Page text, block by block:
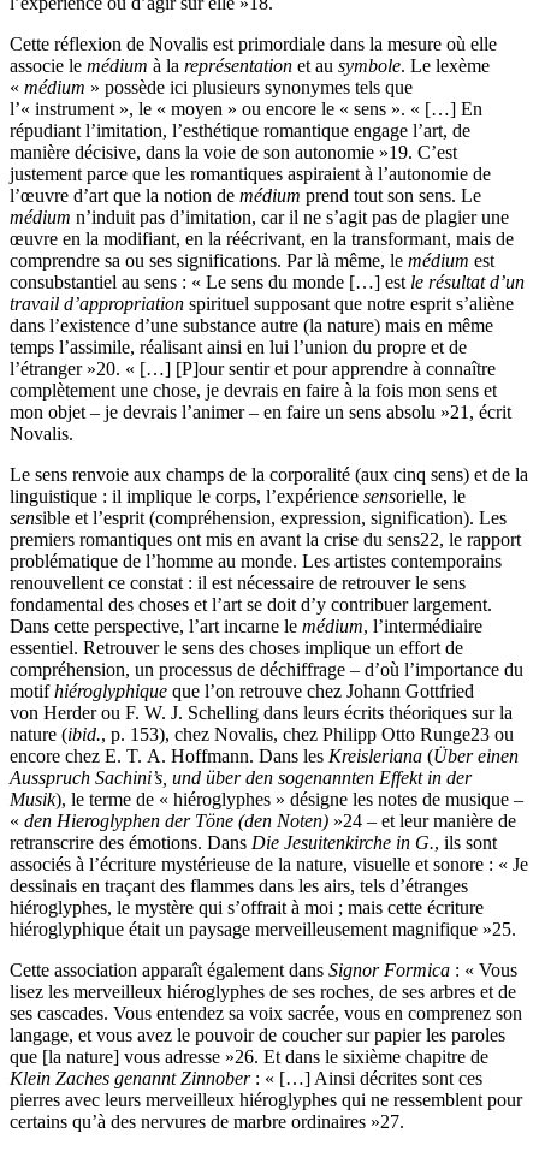
Cette réflexion de Novalis est primordiale dans la mesure où elle
associe le médium à la représentation et au symbole. Le lexème
« médium » possède ici plusieurs synonymes tels que
l’« instrument », le « moyen » ou encore le « sens ». « […] En
répudiant l’imitation, l’esthétique romantique engage l’art, de
manière décisive, dans la voie de son autonomie »19. C’est
justement parce que les romantiques aspiraient à l’autonomie de
l’œuvre d’art que la notion de médium prend tout son sens. Le
médium n’induit pas d’imitation, car il ne s’agit pas de plagier une
œuvre en la modifiant, en la réécrivant, en la transformant, mais de
comprendre sa ou ses significations. Par là même, le médium est
consubstantiel au sens : « Le sens du monde […] est le résultat d’un
travail d’appropriation spirituel supposant que notre esprit s’aliène
dans l’existence d’une substance autre (la nature) mais en même
temps l’assimile, réalisant ainsi en lui l’union du propre et de
l’étranger »20. « […] [P]our sentir et pour apprendre à connaître
complètement une chose, je devrais en faire à la fois mon sens et
mon objet – je devrais l’animer – en faire un sens absolu »21 , écrit
Novalis.
Le sens renvoie aux champs de la corporalité (aux cinq sens) et de la
linguistique : il implique le corps, l’expérience sensorielle, le
sensible et l’esprit (compréhension, expression, signification). Les
premiers romantiques ont mis en avant la crise du sens22, le rapport
problématique de l’homme au monde. Les artistes contemporains
renouvellent ce constat : il est nécessaire de retrouver le sens
fondamental des choses et l’art se doit d’y contribuer largement.
Dans cette perspective, l’art incarne le médium, l’intermédiaire
essentiel. Retrouver le sens des choses implique un effort de
compréhension, un processus de déchiffrage – d’où l’importance du
motifhiéroglyphique que l’on retrouve chez Johann Gottfried
von Herder ou F. W. J. Schelling dans leurs écrits théoriques sur la
nature (ibid., p. 153), chez Novalis, chez Philipp Otto Runge23 ou
encore chez E. T. A. Hoffmann. Dans les Kreisleriana (Über einen
Ausspruch Sachini’s, und über den sogenannten Effekt in der
Musik), le terme de « hiéroglyphes » désigne les notes de musique –
« den Hieroglyphen der Töne (den Noten) »24 – et leur manière de
retranscrire des émotions. Dans Die Jesuitenkirche in G., ils sont
associés à l’écriture mystérieuse de la nature, visuelle et sonore : « Je
dessinais en traçant des flammes dans les airs, tels d’étranges
hiéroglyphes, le mystère qui s’offrait à moi ; mais cette écriture
hiéroglyphique était un paysage merveilleusement magnifique »25.
Cette association apparaît également dans Signor Formica : « Vous
lisez les merveilleux hiéroglyphes de ses roches, de ses arbres et de
ses cascades. Vous entendez sa voix sacrée, vous en comprenez son
langage, et vous avez le pouvoir de coucher sur papier les paroles
que [la nature] vous adresse »26. Et dans le sixième chapitre de
Klein Zaches genannt Zinnober: « […] Ainsi décrites sont ces
pierres avec leurs merveilleux hiéroglyphes qui ne ressemblent pour
certains qu’à des nervures de marbre ordinaires »27.